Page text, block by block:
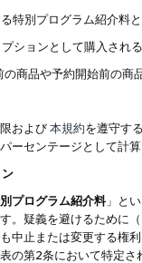
特別プログラム紹介料
ションとして購入され
商品や予約開始前の商
および本規約を遵守す
ーセンテージとして計
プログラム紹介料」と
。疑義を避けるために
中止または変更する権
の第2条において特定